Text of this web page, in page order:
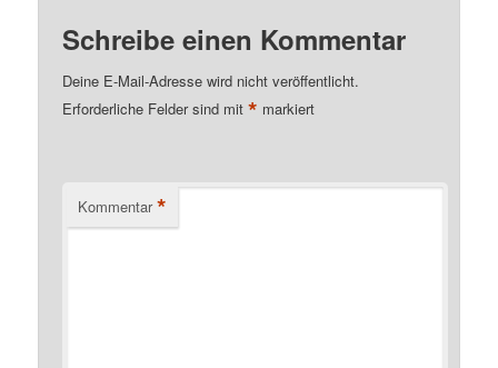
Schreibe einen Kommentar
Deine E-Mail-Adresse wird nicht veröffentlicht.
Erforderliche Felder sind mit* markiert
Kommentar *